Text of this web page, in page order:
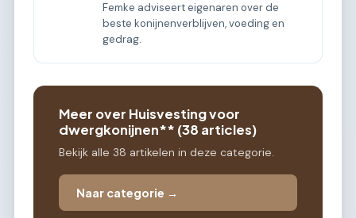
Femke adviseert eigenaren over de
beste konijnenverblijven, voeding en
gedrag.
Meer over Huisvesting voor
dwergkonijnen** (38 articles)
Bekijk alle 38 artikelen in deze categorie.
Naar categorie →